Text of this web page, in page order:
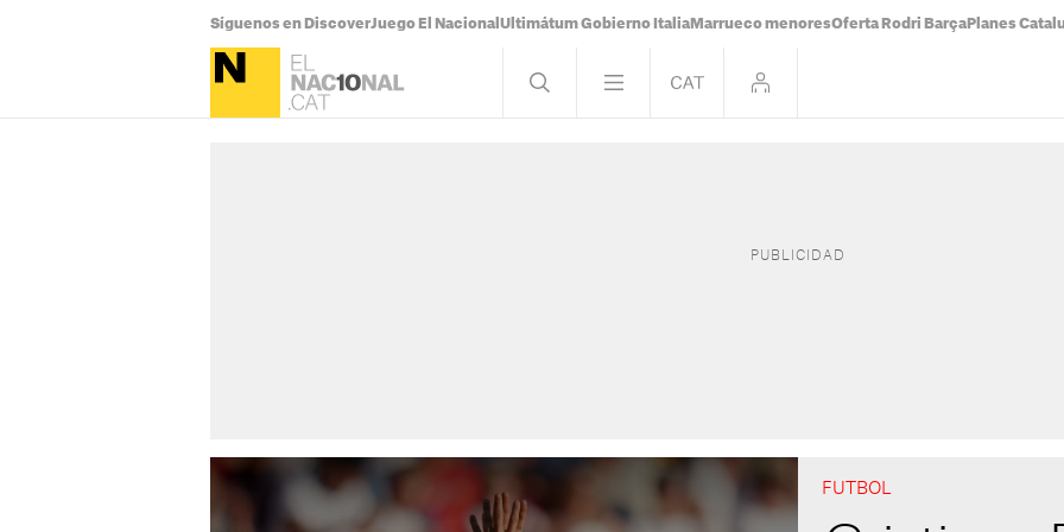
Síguenos en DiscoverJuego El Nacional Ultimátum Gobierno Italia Marrueco menoresOferta Rodri Barça Planes
FUTBOL